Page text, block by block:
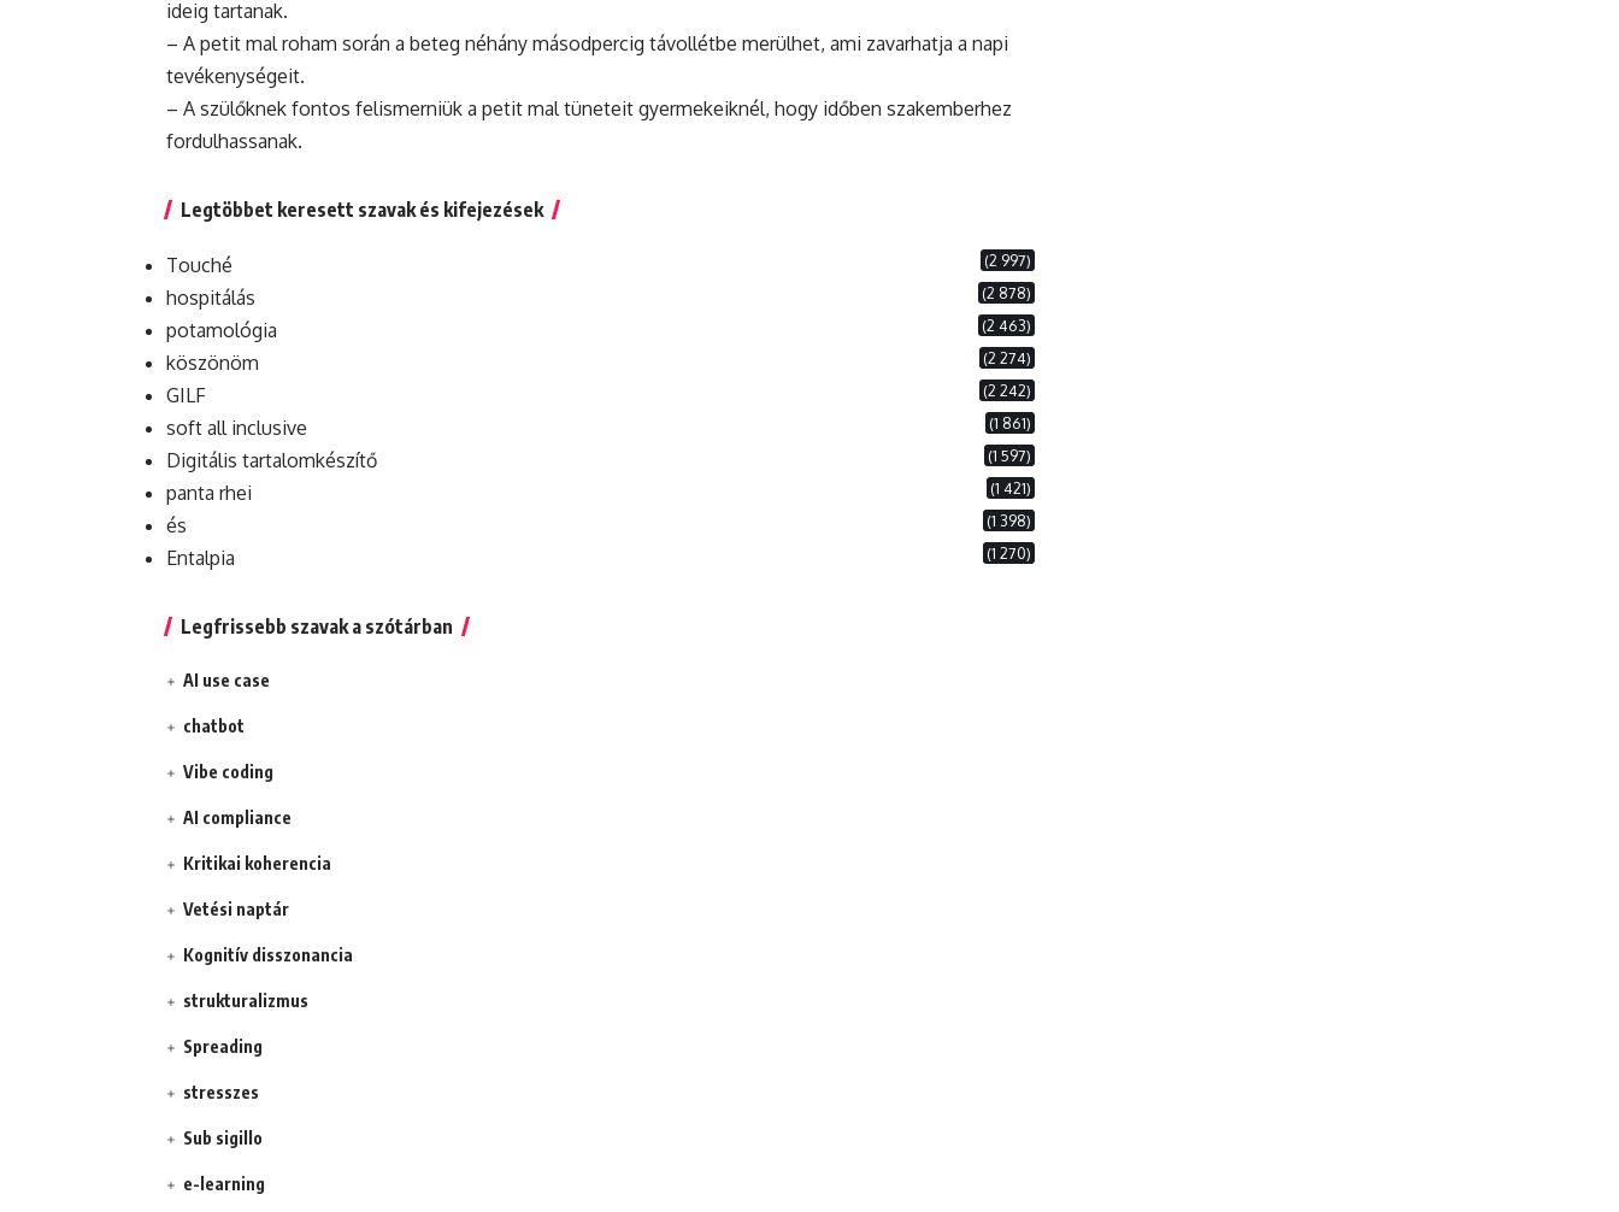
ideig tartanak.
– A petit mal roham során a beteg néhány másodpercig távollétbe merülhet, ami zavarhatja a napi
tevékenységeit.
– A szülőknek fontos felismerniük a petit mal tüneteit gyermekeiknél, hogy időben szakemberhez
fordulhassanak.
Legtöbbet keresett szavak és kifejezések
Touché (2 997)
hospitálás (2 878)
potamológia (2 463)
köszönöm (2 274)
GILF (2 242)
soft all inclusive (1 861)
Digitális tartalomkészítő (1 597)
panta rhei (1 421)
és (1 398)
Entalpia (1 270)
Legfrissebb szavak a szótárban
AI use case
chatbot
Vibe coding
AI compliance
Kritikai koherencia
Vetési naptár
Kognitív disszonancia
strukturalizmus
Spreading
stresszes
Sub sigillo
e-learning